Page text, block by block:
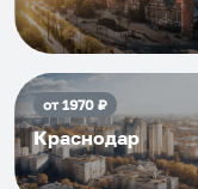
от1970₽
Краснодар